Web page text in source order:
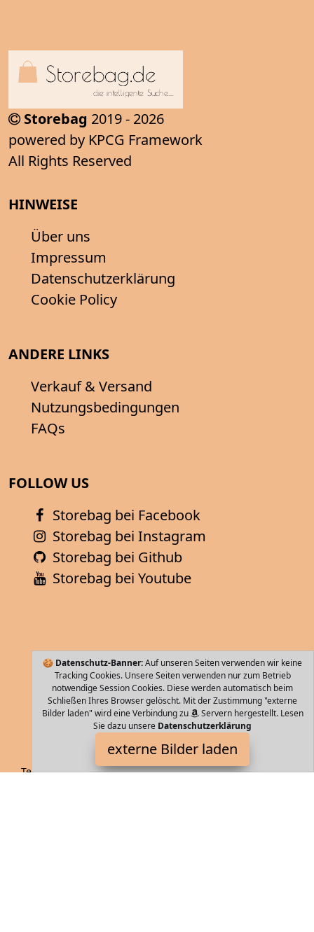
🍪 Datenschutz-Banner:Auf unseren Seiten verwenden wir keine
Tracking Cookies. Unsere Seiten verwenden nur zum Betrieb
notwendige Session Cookies. Diese werden automatisch beim
Schließen Ihres Browser gelöscht. Mit der Zustimmung "externe
Bilder laden" wird eine Verbindung zu
Servern hergestellt. Lesen
Sie dazu unsere Datenschutzerklärung
externe Bilder laden
Storebag 2019 - 2026
powered by KPCG Framework
All Rights Reserved
HINWEISE
Über uns
Impressum
Datenschutzerklärung
Cookie Policy
ANDERE LINKS
Verkauf & Versand
Nutzungsbedingungen
FAQs
FOLLOW US
Storebag bei Facebook
Storebag bei Instagram
Storebag bei Github
Storebag bei Youtube
WITTCHEN
Textilien aufende und in jede Richtung bewegliche Rollen